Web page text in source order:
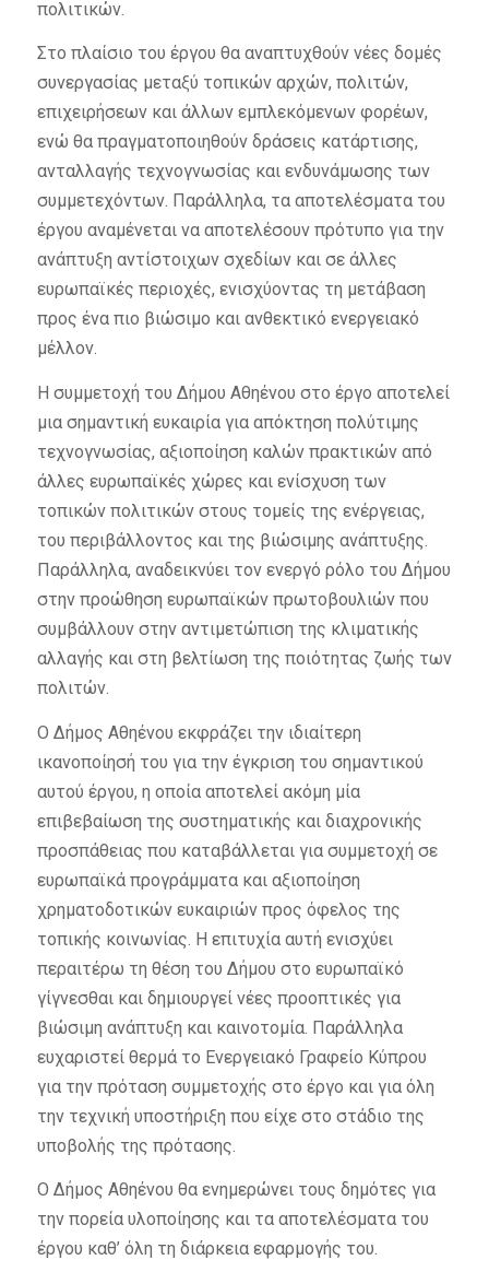
πολιτικών.
Στο πλαίσιο του έργου θα αναπτυχθούν νέες δομές
συνεργασίας μεταξύ τοπικών αρχών, πολιτών,
επιχειρήσεων και άλλων εμπλεκόμενων φορέων,
ενώ θα πραγματοποιηθούν δράσεις κατάρτισης,
ανταλλαγής τεχνογνωσίας και ενδυνάμωσης των
συμμετεχόντων. Παράλληλα, τα αποτελέσματα του
έργου αναμένεται να αποτελέσουν πρότυπο για την
ανάπτυξη αντίστοιχων σχεδίων και σε άλλες
ευρωπαϊκές περιοχές, ενισχύοντας τη μετάβαση
προς ένα πιο βιώσιμο και ανθεκτικό ενεργειακό
μέλλον.
Η συμμετοχή του Δήμου Αθηένου στο έργο αποτελεί
μια σημαντική ευκαιρία για απόκτηση πολύτιμης
τεχνογνωσίας, αξιοποίηση καλών πρακτικών από
άλλες ευρωπαϊκές χώρες και ενίσχυση των
τοπικών πολιτικών στους τομείς της ενέργειας,
του περιβάλλοντος και της βιώσιμης ανάπτυξης.
Παράλληλα, αναδεικνύει τον ενεργό ρόλο του Δήμου
στην προώθηση ευρωπαϊκών πρωτοβουλιών που
συμβάλλουν στην αντιμετώπιση της κλιματικής
αλλαγής και στη βελτίωση της ποιότητας ζωής των
πολιτών.
Ο Δήμος Αθηένου εκφράζει την ιδιαίτερη
ικανοποίησή του για την έγκριση του σημαντικού
αυτού έργου, η οποία αποτελεί ακόμη μία
επιβεβαίωση της συστηματικής και διαχρονικής
προσπάθειας που καταβάλλεται για συμμετοχή σε
ευρωπαϊκά προγράμματα και αξιοποίηση
χρηματοδοτικών ευκαιριών προς όφελος της
τοπικής κοινωνίας. Η επιτυχία αυτή ενισχύει
περαιτέρω τη θέση του Δήμου στο ευρωπαϊκό
γίγνεσθαι και δημιουργεί νέες προοπτικές για
βιώσιμη ανάπτυξη και καινοτομία. Παράλληλα
ευχαριστεί θερμά το Ενεργειακό Γραφείο Κύπρου
για την πρόταση συμμετοχής στο έργο και για όλη
την τεχνική υποστήριξη που είχε στο στάδιο της
υποβολής της πρότασης.
Ο Δήμος Αθηένου θα ενημερώνει τους δημότες για
την πορεία υλοποίησης και τα αποτελέσματα του
έργου καθ’ όλη τη διάρκεια εφαρμογής του.